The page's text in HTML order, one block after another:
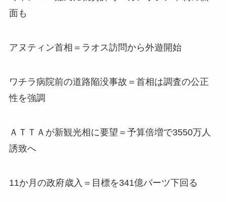
面も
アヌティン首相＝ラオス訪問から外遊開始
ワチラ病院前の道路陥没事故＝首相は調査の公正
性を強調
ＡＴＴＡが新観光相に要望＝予算倍増で3550万人
誘致へ
11か月の政府歳入＝目標を341億バーツ下回る